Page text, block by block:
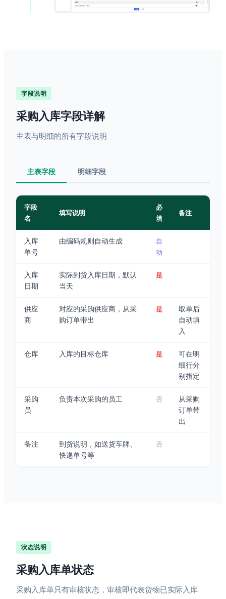
字段说明
采购入库字段详解
主表与明细的所有字段说明
主表字段 明细字段
字段
名
填写说明
必
填
备注
入库
单号
由编码规则自动生成
自
动
入库
日期
实际到货入库日期，默认
当天
是
供应
商
对应的采购供应商，从采
购订单带出
是
取单后
自动填
入
仓库 入库的目标仓库 是
可在明
细行分
别指定
采购
员
负责本次采购的员工 否
从采购
订单带
出
备注
到货说明，如送货车牌、
快递单号等
否
状态说明
采购入库单状态
采购入库单只有审核状态，审核即代表货物已实际入库